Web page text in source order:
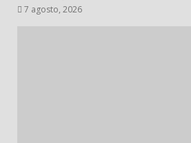
7 agosto, 2026